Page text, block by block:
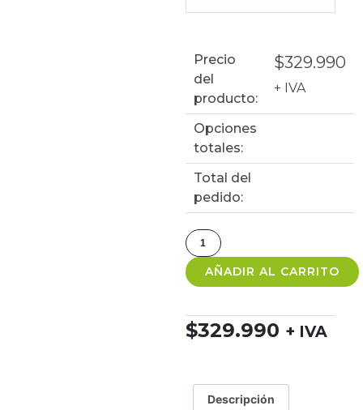
Precio
del
producto:
$329.990
+ IVA
Opciones
totales:
Total del
pedido:
AÑADIR AL CARRITO
$329.990 + IVA
Descripción